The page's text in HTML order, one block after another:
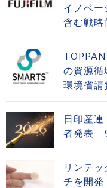
イノベー
含む戦略
の資源
環境省請
日印産
者発表
リンテ
チを開